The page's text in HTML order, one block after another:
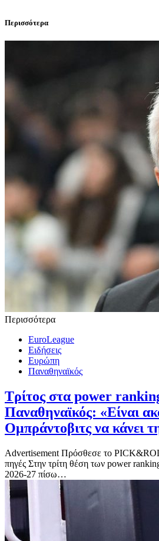
Περισσότερα
Περισσότερα
EuroLeague
Ειδήσεις
Ευρώπη
Παναθηναϊκός
Τρίτος στα power
Παναθηναϊκός: «Είναι
Ομπράντοβιτς να κάνει
Advertisement Πρόσθεσε το
πηγές Στην τρίτη θέση των power
2026-27 πίσω…